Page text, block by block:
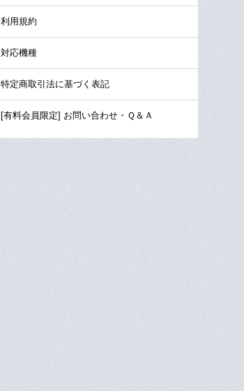
利用規約
対応機種
特定商取引法に基づく表記
[有料会員限定] お問い合わせ・Ｑ＆Ａ